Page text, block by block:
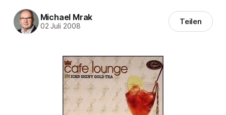
Michael Mrak
02 Juli 2008 Teilen